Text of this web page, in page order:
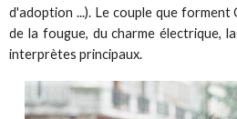
d'adoption ...). Le couple que
de la fougue, du charme électrique,
interprètes principaux.